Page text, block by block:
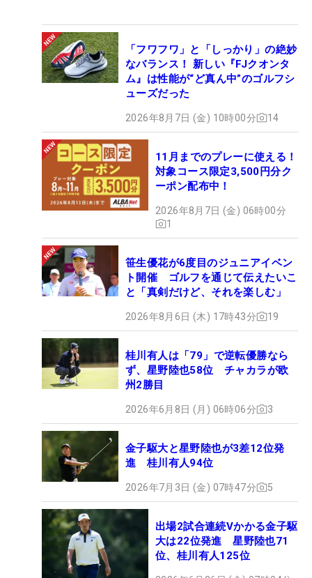
「フワフワ」と「しっかり」の絶妙
なバランス！ 新しい『FJクオンタ
ム』は性能が“ど真ん中”のゴルフシ
ューズだった
2026年8月7日 (金) 10時00分 14
11月までのプレーに使える！
対象コース限定3,500円分ク
ーポン配布中！
2026年8月7日 (金) 06時00分
1
笹生優花が6度目のジュニアイベン
ト開催 ゴルフを通じて伝えたいこ
と「真剣だけど、それを楽しむ」
2026年8月6日 (木) 17時43分 19
桂川有人は「79」で逆転優勝なら
ず、星野陸也58位 チャカラが欧
州2勝目
2026年6月8日 (月) 06時06分 3
金子駆大と星野陸也が3差12位発
進 桂川有人94位
2026年7月3日 (金) 07時47分 5
出場2試合連続Vかかる金子駆
大は22位発進 星野陸也71
位、桂川有人125位